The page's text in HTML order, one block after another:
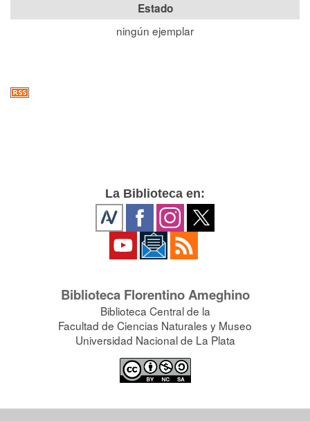
Estado
ningún ejemplar
La Biblioteca en:
Biblioteca Florentino Ameghino
Biblioteca Central de la
Facultad de Ciencias Naturales y Museo
Universidad Nacional de La Plata